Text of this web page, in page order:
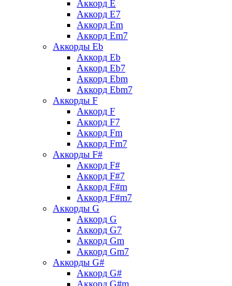
Аккорд E
Аккорд E7
Аккорд Em
Аккорд Em7
Аккорды Eb
Аккорд Eb
Аккорд Eb7
Аккорд Ebm
Аккорд Ebm7
Аккорды F
Аккорд F
Аккорд F7
Аккорд Fm
Аккорд Fm7
Аккорды F#
Аккорд F#
Аккорд F#7
Аккорд F#m
Аккорд F#m7
Аккорды G
Аккорд G
Аккорд G7
Аккорд Gm
Аккорд Gm7
Аккорды G#
Аккорд G#
Аккорд G#m